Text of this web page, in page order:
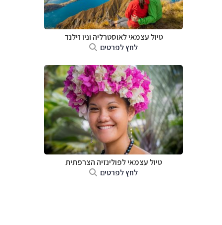
טיול עצמאי לאוסטרליה וניו זילנד
לחץ לפרטים
טיול עצמאי לפולינזיה הצרפתית
לחץ לפרטים